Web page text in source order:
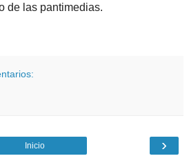
de las pantimedias.
›
Inicio